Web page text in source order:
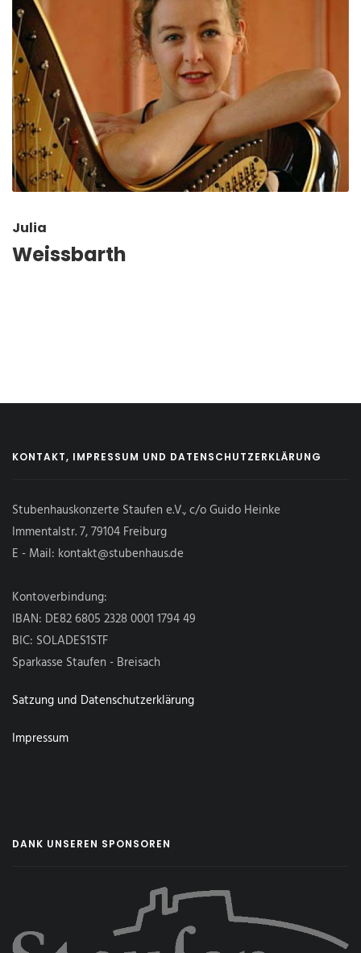
Julia
Weissbarth
KONTAKT, IMPRESSUM UND DATENSCHUTZERKLÄRUNG
Stubenhauskonzerte Staufen e.V., c/o Guido Heinke
Immentalstr. 7, 79104 Freiburg
E - Mail: kontakt@stubenhaus.de
Kontoverbindung:
IBAN: DE82 6805 2328 0001 1794 49
BIC: SOLADES1STF
Sparkasse Staufen - Breisach
Satzung und Datenschutzerklärung
Impressum
DANK UNSEREN SPONSOREN